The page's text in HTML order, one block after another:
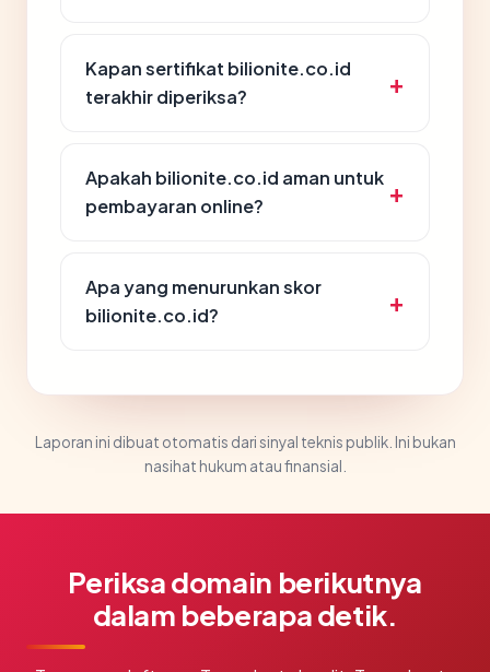
Kapan sertifikat bilionite.co.id
terakhir diperiksa?
Apakah bilionite.co.id aman untuk
pembayaran online?
Apa yang menurunkan skor
bilionite.co.id?
Laporan ini dibuat otomatis dari sinyal teknis publik. Ini bukan
nasihat hukum atau finansial.
Periksa domain berikutnya
dalam beberapa detik.